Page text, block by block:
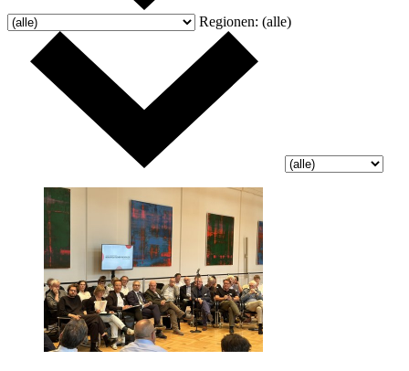
Regionen: (alle)